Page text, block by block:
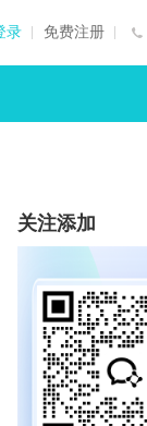
录 免费注册
关注添加